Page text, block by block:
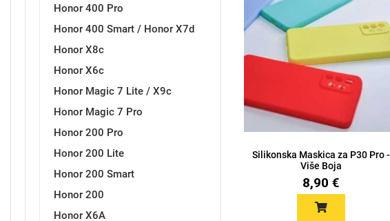
Honor 400 Pro
Honor 400 Smart / Honor X7d
Honor X8c
Honor X6c
Honor Magic 7 Lite / X9c
Honor Magic 7 Pro
Honor 200 Pro
Honor 200 Lite
Honor 200 Smart
Honor 200
Honor X6A
Silikonska Maskica za P30 Pro -
Više Boja
8,90 €
Gym Unicorn kolekcija
Sleng
Univerzalno kaljeno staklo
Univerzalne futrole i
Preklopne maskice